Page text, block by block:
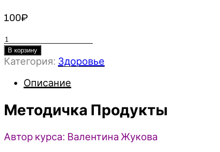
100₽
Количество
товара
Методичка
Жукова
(2024)
В корзину
Категория: Здоровье
Описание
Методичка Продукты
Автор курса: Валентина Жукова